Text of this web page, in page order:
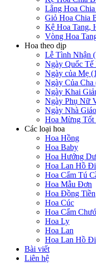
Lẵng Hoa
Giỏ Hoa Chia
Kệ Hoa Tang,
Vòng Hoa
Hoa theo dịp
Lễ Tình Nhận
Ngày Quốc Tế
Ngày của Mẹ
Ngày Của Cha
Ngày Khai
Ngày Phụ Nữ
Ngày Nhà
Hoa Mừng Tốt
Các loại hoa
Hoa Hồng
Hoa Baby
Hoa Hướng
Hoa Lan Hồ
Hoa Cẩm Tú
Hoa Mẫu Đơn
Hoa Đồng Tiền
Hoa Cúc
Hoa Cẩm
Hoa Ly
Hoa Lan
Hoa Lan Hồ
Bài viết
Liên hệ